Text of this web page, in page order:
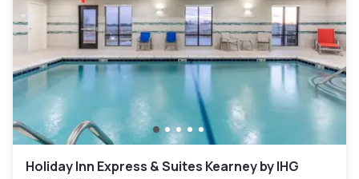
Holiday Inn Express & Suites Kearney by IHG